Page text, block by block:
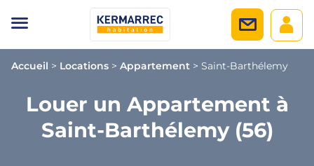
Accueil > Locations > Appartement > Saint-Barthélemy
Louer un Appartement à
Saint-Barthélemy (56)